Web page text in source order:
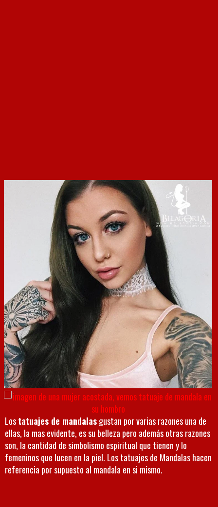
Lostatuajes de mandalasgustan por varias razones una de
ellas, la mas evidente, es su belleza pero además otras razones
son, la cantidad de simbolismo espiritual que tienen y lo
femeninos que lucen en la piel. Los tatuajes de Mandalas hacen
referencia por supuesto al mandala en si mismo.